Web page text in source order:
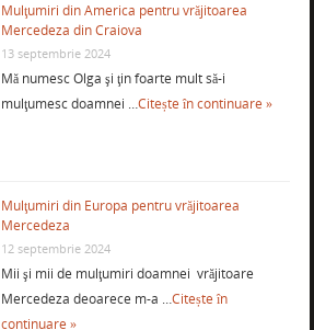
Mulţumiri din America pentru vrăjitoarea
Mercedeza din Craiova
13 septembrie 2024
Mă numesc Olga şi ţin foarte mult să-i
mulţumesc doamnei …Citește în continuare »
Mulţumiri din Europa pentru vrăjitoarea
Mercedeza
12 septembrie 2024
Mii şi mii de mulţumiri doamnei vrăjitoare
Mercedeza deoarece m-a …Citește în
continuare »